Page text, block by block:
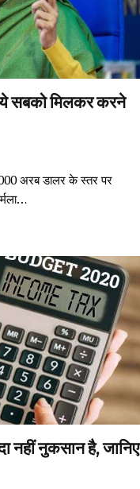
सबको मिलकर करने
अरब डालर के स्तर पर
नहीं नुकसान है, जानिए